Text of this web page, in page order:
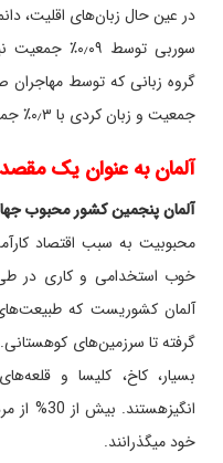
سوربی توسط
جمعیت و زبان کردی با ۰٫۳٪ جمعیت
آلمان به عنوان یک
آلمان پنجمین کشور محبوب
محبوبیت به سبب اقتصاد
خوب استخدامی و کاری در
آلمان کشوریست که
گرفته تا سرزمین‌های
بسیار، کاخ، کلیسا و
خود میگذرانند.